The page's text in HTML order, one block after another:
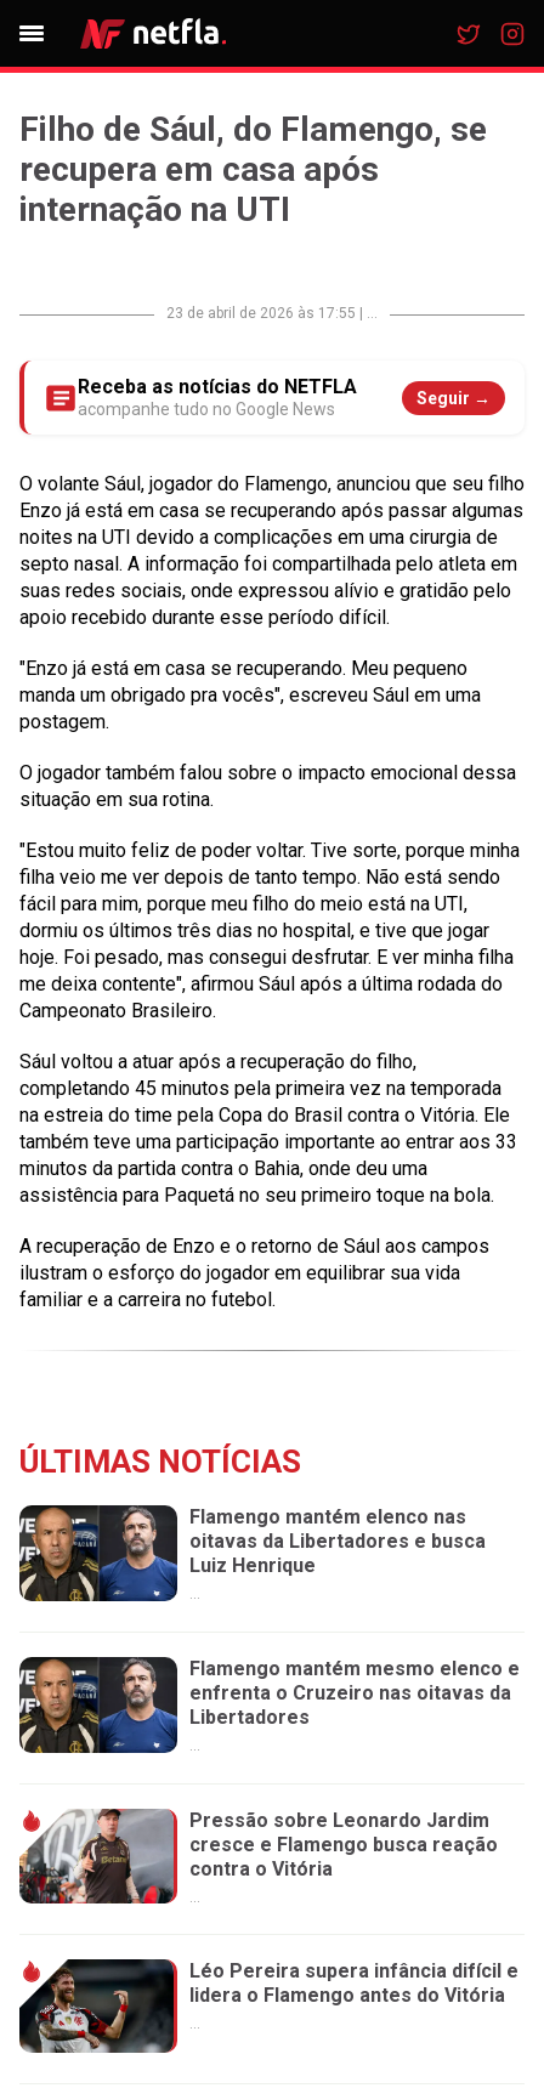
Filho de Sául, do Flamengo, se
recupera em casa após
internação na UTI
23 de abril de 2026 às 17:55 ...
Receba as notícias do NETFLA
acompanhe tudo no Google News
Seguir →
O volante Sául, jogador do Flamengo, anunciou que seu filho
Enzo já está em casa se recuperando após passar algumas
noites na UTI devido a complicações em uma cirurgia de
septo nasal. A informação foi compartilhada pelo atleta em
suas redes sociais, onde expressou alívio e gratidão pelo
apoio recebido durante esse período difícil.
"Enzo já está em casa se recuperando. Meu pequeno
manda um obrigado pra vocês", escreveu Sául em uma
postagem.
O jogador também falou sobre o impacto emocional dessa
situação em sua rotina.
"Estou muito feliz de poder voltar. Tive sorte, porque minha
filha veio me ver depois de tanto tempo. Não está sendo
fácil para mim, porque meu filho do meio está na UTI,
dormiu os últimos três dias no hospital, e tive que jogar
hoje. Foi pesado, mas consegui desfrutar. E ver minha filha
me deixa contente", afirmou Sául após a última rodada do
Campeonato Brasileiro.
Sául voltou a atuar após a recuperação do filho,
completando 45 minutos pela primeira vez na temporada
na estreia do time pela Copa do Brasil contra o Vitória. Ele
também teve uma participação importante ao entrar aos 33
minutos da partida contra o Bahia, onde deu uma
assistência para Paquetá no seu primeiro toque na bola.
A recuperação de Enzo e o retorno de Sául aos campos
ilustram o esforço do jogador em equilibrar sua vida
familiar e a carreira no futebol.
ÚLTIMAS NOTÍCIAS
Flamengo mantém elenco nas
oitavas da Libertadores e busca
Luiz Henrique
...
Flamengo mantém mesmo elenco e
enfrenta o Cruzeiro nas oitavas da
Libertadores
...
Pressão sobre Leonardo Jardim
cresce e Flamengo busca reação
contra o Vitória
...
Léo Pereira supera infância difícil e
lidera o Flamengo antes do Vitória
...